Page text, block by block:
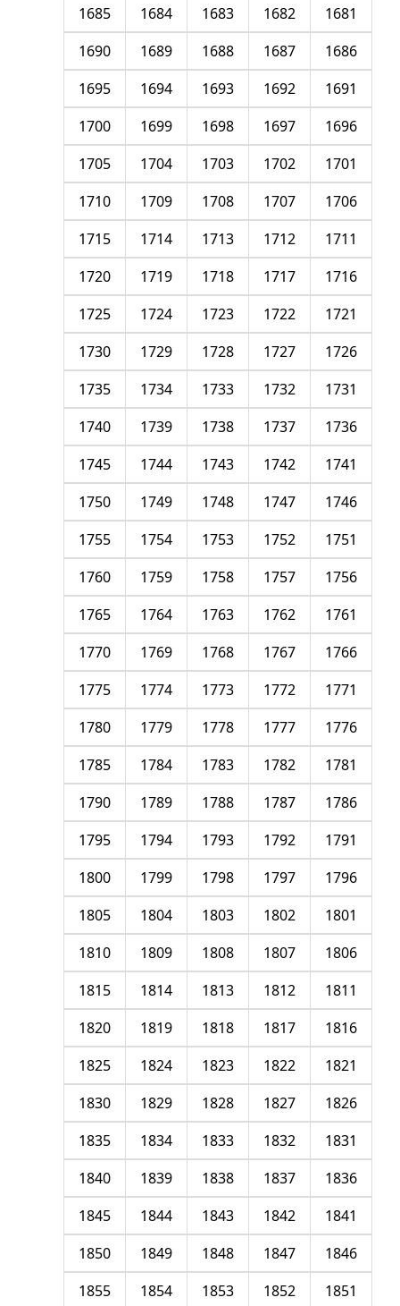
1681
1682
1683
1684
1685
1686
1687
1688
1689
1690
1691
1692
1693
1694
1695
1696
1697
1698
1699
1700
1701
1702
1703
1704
1705
1706
1707
1708
1709
1710
1711
1712
1713
1714
1715
1716
1717
1718
1719
1720
1721
1722
1723
1724
1725
1726
1727
1728
1729
1730
1731
1732
1733
1734
1735
1736
1737
1738
1739
1740
1741
1742
1743
1744
1745
1746
1747
1748
1749
1750
1751
1752
1753
1754
1755
1756
1757
1758
1759
1760
1761
1762
1763
1764
1765
1766
1767
1768
1769
1770
1771
1772
1773
1774
1775
1776
1777
1778
1779
1780
1781
1782
1783
1784
1785
1786
1787
1788
1789
1790
1791
1792
1793
1794
1795
1796
1797
1798
1799
1800
1801
1802
1803
1804
1805
1806
1807
1808
1809
1810
1811
1812
1813
1814
1815
1816
1817
1818
1819
1820
1821
1822
1823
1824
1825
1826
1827
1828
1829
1830
1831
1832
1833
1834
1835
1836
1837
1838
1839
1840
1841
1842
1843
1844
1845
1846
1847
1848
1849
1850
1851
1852
1853
1854
1855